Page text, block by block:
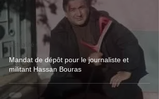
Mandat de dépôt pour le journaliste et
militant Hassan Bouras
Actualité